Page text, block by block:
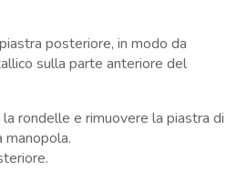
posteriore, in modo da
sulla parte anteriore del
rondelle e rimuovere la piastra di